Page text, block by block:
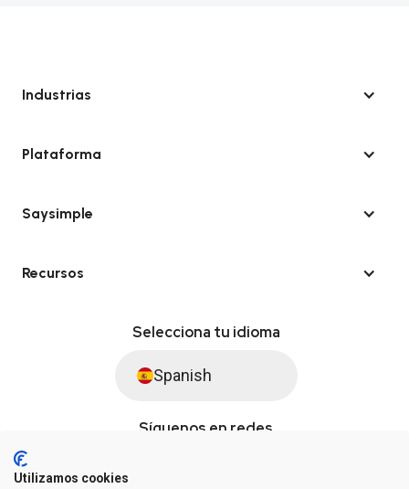
Industrias
Plataforma
Saysimple
Recursos
Selecciona tu idioma
Spanish
Síguenos en redes
Utilizamos cookies